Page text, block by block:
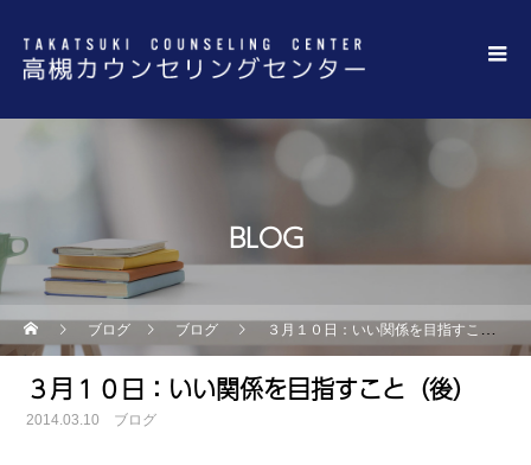
BLOG
ブログ ブログ ３月１０日：いい関係を目指すこと（後）
３月１０日：いい関係を目指すこと（後）
2014.03.10 ブログ